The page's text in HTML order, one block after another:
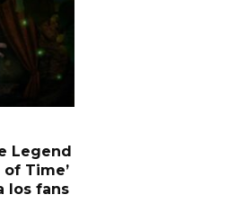
Legend
Time’
los fans